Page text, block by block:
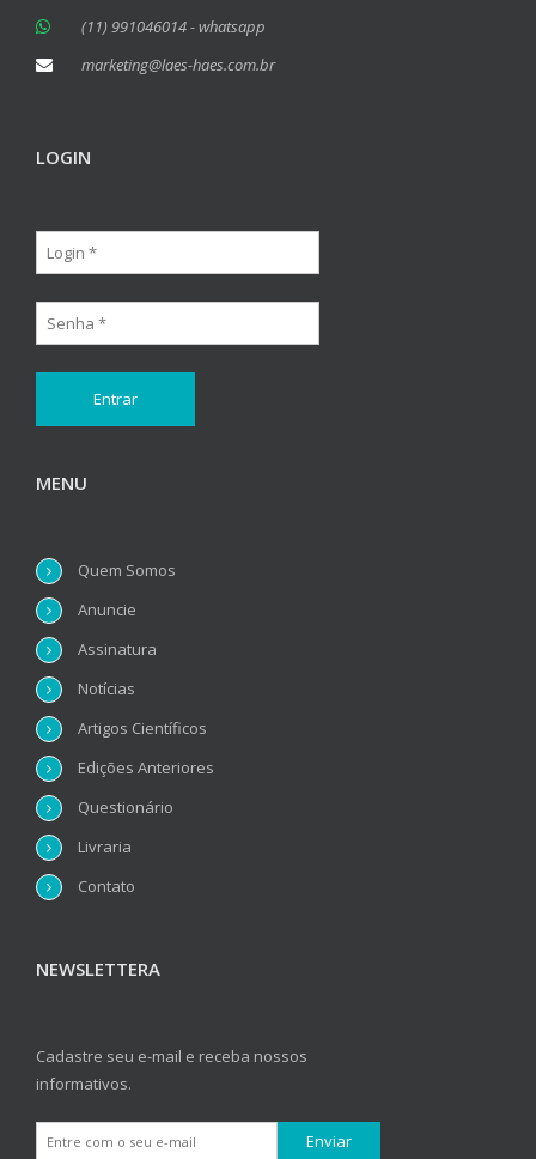
(11) 991046014 - whatsapp
marketing@laes-haes.com.br
LOGIN
MENU
Quem Somos
Anuncie
Assinatura
Notícias
Artigos Científicos
Edições Anteriores
Questionário
Livraria
Contato
NEWSLETTERA
Cadastre seu e-mail e receba nossos
informativos.